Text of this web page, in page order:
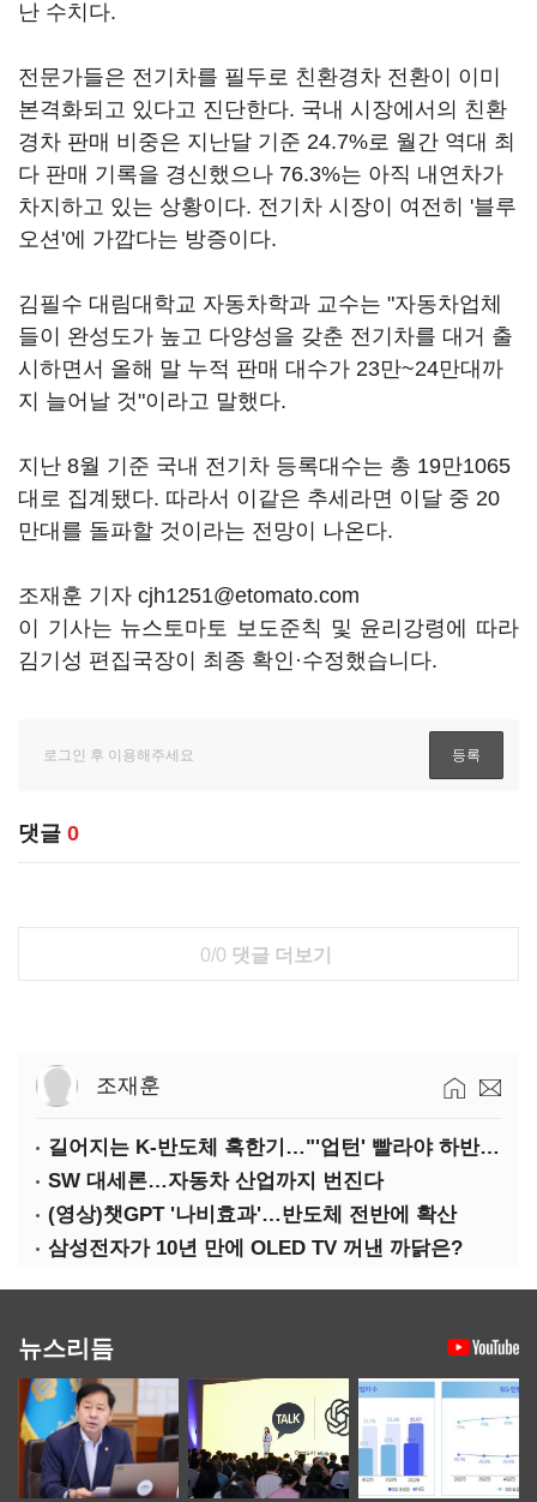
난 수치다.
전문가들은 전기차를 필두로 친환경차 전환이 이미
본격화되고 있다고 진단한다. 국내 시장에서의 친환
경차 판매 비중은 지난달 기준 24.7%로 월간 역대 최
다 판매 기록을 경신했으나 76.3%는 아직 내연차가
차지하고 있는 상황이다. 전기차 시장이 여전히 '블루
오션'에 가깝다는 방증이다.
김필수 대림대학교 자동차학과 교수는 "자동차업체
들이 완성도가 높고 다양성을 갖춘 전기차를 대거 출
시하면서 올해 말 누적 판매 대수가 23만~24만대까
지 늘어날 것"이라고 말했다.
지난 8월 기준 국내 전기차 등록대수는 총 19만1065
대로 집계됐다. 따라서 이같은 추세라면 이달 중 20
만대를 돌파할 것이라는 전망이 나온다.
조재훈 기자 cjh1251@etomato.com
이 기사는 뉴스토마토 보도준칙 및 윤리강령에 따라
김기성 편집국장이 최종 확인·수정했습니다.
댓글 0
0/0 댓글 더보기
조재훈
길어지는 K-반도체 혹한기…"'업턴' 빨라야 하반기"
SW 대세론…자동차 산업까지 번진다
(영상)챗GPT '나비효과'…반도체 전반에 확산
삼성전자가 10년 만에 OLED TV 꺼낸 까닭은?
뉴스리듬